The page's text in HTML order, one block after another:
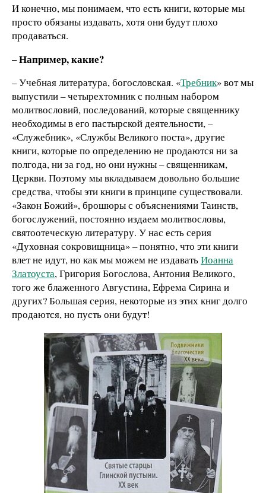
И конечно, мы понимаем, что есть книги, которые мы
просто обязаны издавать, хотя они будут плохо
продаваться.
– Например, какие?
– Учебная литература, богословская. «Требник» вот мы
выпустили – четырехтомник с полным набором
молитвословий, последований, которые священнику
необходимы в его пастырской деятельности, –
«Служебник», «Службы Великого поста», другие
книги, которые по определению не продаются ни за
полгода, ни за год, но они нужны – священникам,
Церкви. Поэтому мы вкладываем довольно большие
средства, чтобы эти книги в принципе существовали.
«Закон Божий», брошюры с объяснениями Таинств,
богослужений, постоянно издаем молитвословы,
святоотеческую литературу. У нас есть серия
«Духовная сокровищница» – понятно, что эти книги
влет не идут, но как мы можем не издаватьИоанна
Златоуста, Григория Богослова, Антония Великого,
того же блаженного Августина, Ефрема Сирина и
других? Большая серия, некоторые из этих книг долго
продаются, но пусть они будут!